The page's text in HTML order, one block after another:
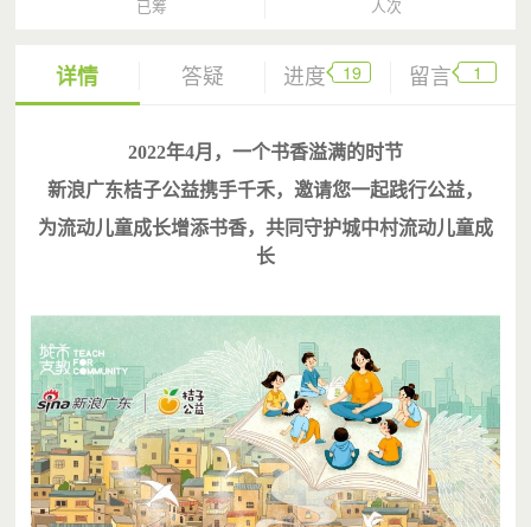
已筹 人次
详情 答疑 进度 19 留言 1
2022年4月，一个书香溢满的时节
新浪广东桔子公益携手千禾，邀请您一起践行公益，
为流动儿童成长增添书香，共同守护城中村流动儿童成
长